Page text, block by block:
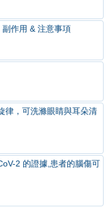
作用 & 注意事項
律，可洗滌眼睛與耳朵清
2 的證據,患者的腦傷可